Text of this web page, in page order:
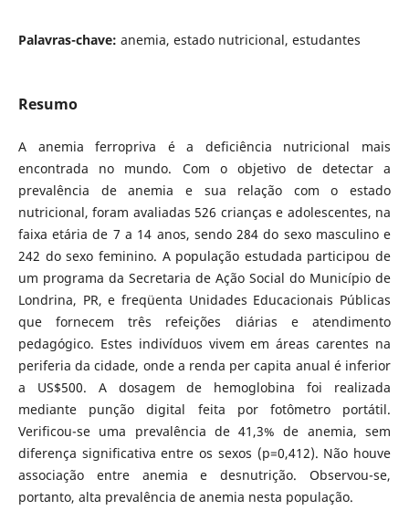
Palavras-chave: anemia, estado nutricional, estudantes
Resumo
A anemia ferropriva é a deficiência nutricional mais
encontrada no mundo. Com o objetivo de detectar a
prevalência de anemia e sua relação com o estado
nutricional, foram avaliadas 526 crianças e adolescentes, na
faixa etária de 7 a 14 anos, sendo 284 do sexo masculino e
242 do sexo feminino. A população estudada participou de
um programa da Secretaria de Ação Social do Município de
Londrina, PR, e freqüenta Unidades Educacionais Públicas
que fornecem três refeições diárias e atendimento
pedagógico. Estes indivíduos vivem em áreas carentes na
periferia da cidade, onde a renda per capita anual é inferior
a US$500. A dosagem de hemoglobina foi realizada
mediante punção digital feita por fotômetro portátil.
Verificou-se uma prevalência de 41,3% de anemia, sem
diferença significativa entre os sexos (p=0,412). Não houve
associação entre anemia e desnutrição. Observou-se,
portanto, alta prevalência de anemia nesta população.